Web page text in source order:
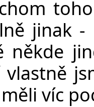
jinak
někde
vlastně
víc